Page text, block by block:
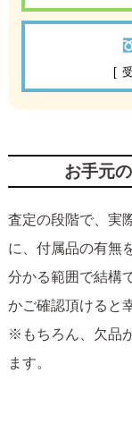
[
お手元
査定の段階で、実
に、付属品の有無
分かる範囲で結構
かご確認頂けると
※もちろん、欠品
ます。